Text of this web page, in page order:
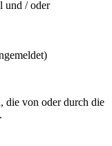
und / oder
die von oder durch die